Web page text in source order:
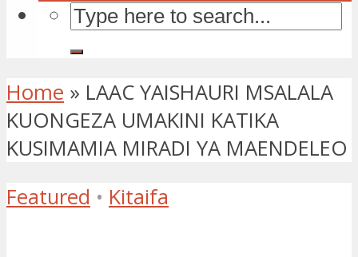
Home » LAAC YAISHAURI MSALALA
KUONGEZA UMAKINI KATIKA
KUSIMAMIA MIRADI YA MAENDELEO
Featured • Kitaifa